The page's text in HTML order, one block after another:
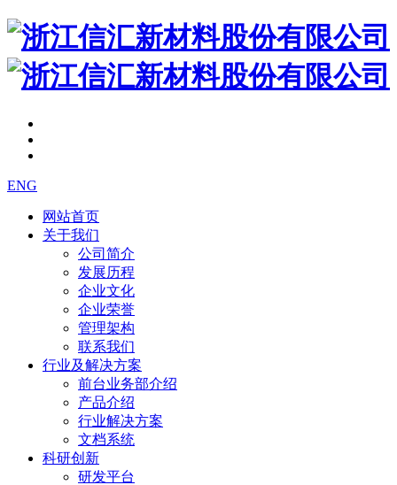
ENG
网站首页
关于我们
公司简介
发展历程
企业文化
企业荣誉
管理架构
联系我们
行业及解决方案
前台业务部介绍
产品介绍
行业解决方案
文档系统
科研创新
研发平台